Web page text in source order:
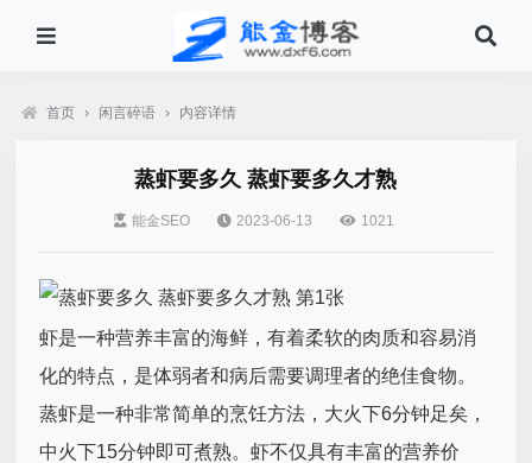
首页 › 闲言碎语 › 内容详情
蒸虾要多久 蒸虾要多久才熟
能金SEO 2023-06-13 1021
虾是一种营养丰富的海鲜，有着柔软的肉质和容易消
化的特点，是体弱者和病后需要调理者的绝佳食物。
蒸虾是一种非常简单的烹饪方法，大火下6分钟足矣，
中火下15分钟即可煮熟。虾不仅具有丰富的营养价